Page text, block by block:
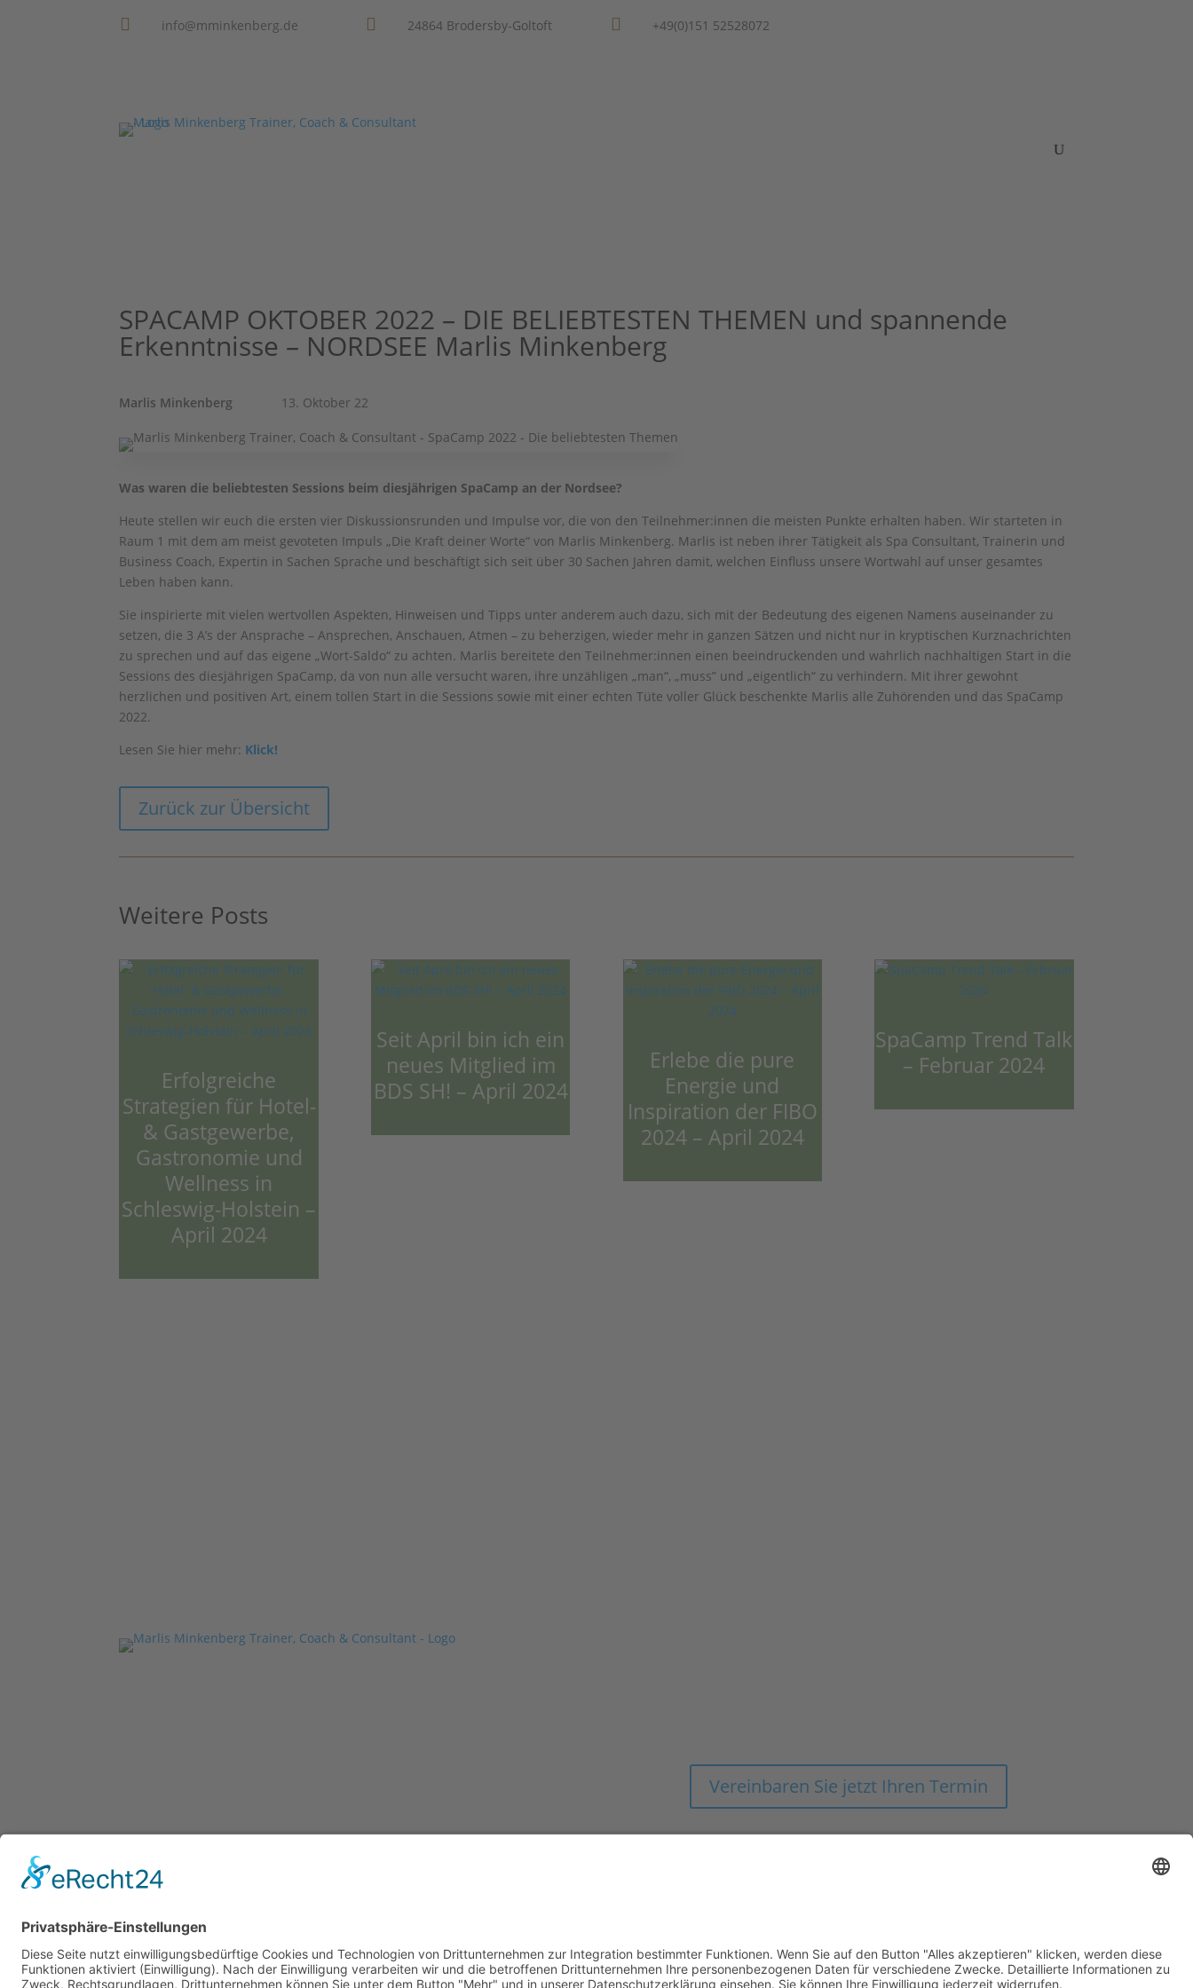
 info@mminkenberg.de  24864 Brodersby-Goltoft  +49(0)151 52528072
SPACAMP OKTOBER 2022 – DIE BELIEBTESTEN THEMEN und spannende
Erkenntnisse – NORDSEE Marlis Minkenberg
Marlis Minkenberg 13. Oktober 22
Was waren die beliebtesten Sessions beim diesjährigen SpaCamp an der Nordsee?
Heute stellen wir euch die ersten vier Diskussionsrunden und Impulse vor, die von den Teilnehmer:innen die meisten Punkte erhalten haben. Wir starteten in
Raum 1 mit dem am meist gevoteten Impuls „Die Kraft deiner Worte“ von Marlis Minkenberg. Marlis ist neben ihrer Tätigkeit als Spa Consultant, Trainerin und
Business Coach, Expertin in Sachen Sprache und beschäftigt sich seit über 30 Sachen Jahren damit, welchen Einfluss unsere Wortwahl auf unser gesamtes
Leben haben kann.
Sie inspirierte mit vielen wertvollen Aspekten, Hinweisen und Tipps unter anderem auch dazu, sich mit der Bedeutung des eigenen Namens auseinander zu
setzen, die 3 A’s der Ansprache – Ansprechen, Anschauen, Atmen – zu beherzigen, wieder mehr in ganzen Sätzen und nicht nur in kryptischen Kurznachrichten
zu sprechen und auf das eigene „Wort-Saldo“ zu achten. Marlis bereitete den Teilnehmer:innen einen beeindruckenden und wahrlich nachhaltigen Start in die
Sessions des diesjährigen SpaCamp, da von nun alle versucht waren, ihre unzähligen „man“, „muss” und „eigentlich“ zu verhindern. Mit ihrer gewohnt
herzlichen und positiven Art, einem tollen Start in die Sessions sowie mit einer echten Tüte voller Glück beschenkte Marlis alle Zuhörenden und das SpaCamp
2022.
Lesen Sie hier mehr: Klick!
Zurück zur Übersicht
Weitere Posts
Erfolgreiche
Strategien für Hotel-
& Gastgewerbe,
Gastronomie und
Wellness in
Schleswig-Holstein –
April 2024
Seit April bin ich ein
neues Mitglied im
BDS SH! – April 2024
Erlebe die pure
Energie und
Inspiration der FIBO
2024 – April 2024
SpaCamp Trend Talk
– Februar 2024
Vereinbaren Sie jetzt Ihren Termin
Copyright © 2023 –Weber MEDIA Solutions Impressum Datenschutz